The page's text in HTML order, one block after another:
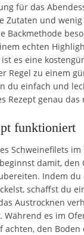
für das
Zutaten und wenig
Backmethode
echten
es eine
Regel zu einem
du einfach und
Rezept genau
funktioniert
Schweinefilets
damit, den
Indem du
schaffst du
Austrocknen
Während es im
den Boden